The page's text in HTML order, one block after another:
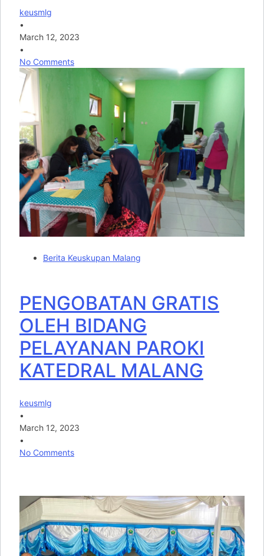
keusmlg
•
March 12, 2023
•
No Comments
Berita Keuskupan Malang
PENGOBATAN GRATIS
OLEH BIDANG
PELAYANAN PAROKI
KATEDRAL MALANG
keusmlg
•
March 12, 2023
•
No Comments